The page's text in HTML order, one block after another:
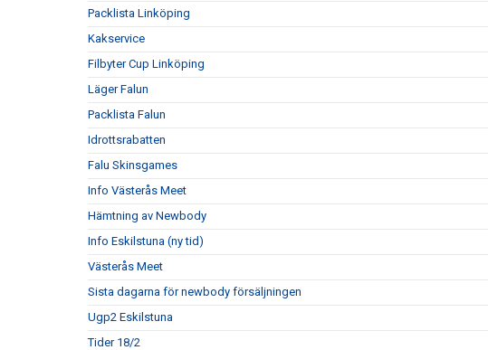
Packlista Linköping
Kakservice
Filbyter Cup Linköping
Läger Falun
Packlista Falun
Idrottsrabatten
Falu Skinsgames
Info Västerås Meet
Hämtning av Newbody
Info Eskilstuna (ny tid)
Västerås Meet
Sista dagarna för newbody försäljningen
Ugp2 Eskilstuna
Tider 18/2